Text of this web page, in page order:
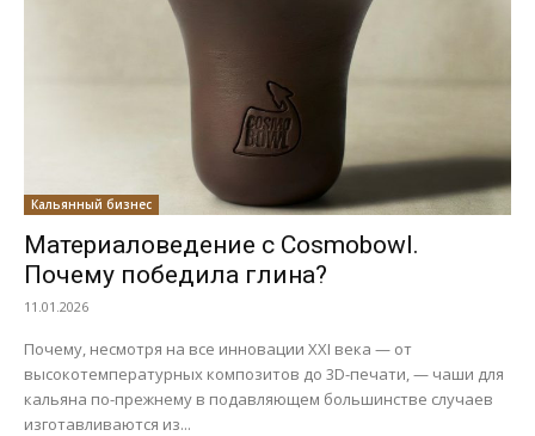
Кальянный бизнес
Материаловедение с Cosmobowl.
Почему победила глина?
11.01.2026
Почему, несмотря на все инновации XXI века — от
высокотемпературных композитов до 3D-печати, — чаши для
кальяна по-прежнему в подавляющем большинстве случаев
изготавливаются из...